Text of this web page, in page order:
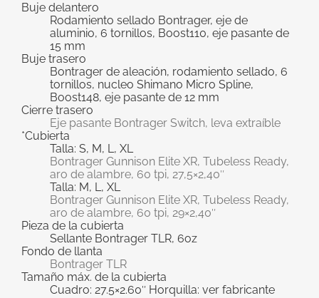
Buje delantero
Rodamiento sellado Bontrager, eje de
aluminio, 6 tornillos, Boost110, eje pasante de
15 mm
Buje trasero
Bontrager de aleación, rodamiento sellado, 6
tornillos, nucleo Shimano Micro Spline,
Boost148, eje pasante de 12 mm
Cierre trasero
Eje pasante Bontrager Switch, leva extraíble
*Cubierta
Talla: S, M, L, XL
Bontrager Gunnison Elite XR, Tubeless Ready,
aro de alambre, 60 tpi, 27,5×2,40″
Talla: M, L, XL
Bontrager Gunnison Elite XR, Tubeless Ready,
aro de alambre, 60 tpi, 29×2,40″
Pieza de la cubierta
Sellante Bontrager TLR, 6oz
Fondo de llanta
Bontrager TLR
Tamaño máx. de la cubierta
Cuadro: 27.5×2.60″ Horquilla: ver fabricante